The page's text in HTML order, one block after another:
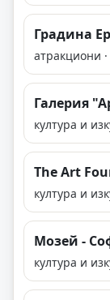
Градина
атракциони
Галерия
култура и
The Art
култура и
Мозей -
култура и